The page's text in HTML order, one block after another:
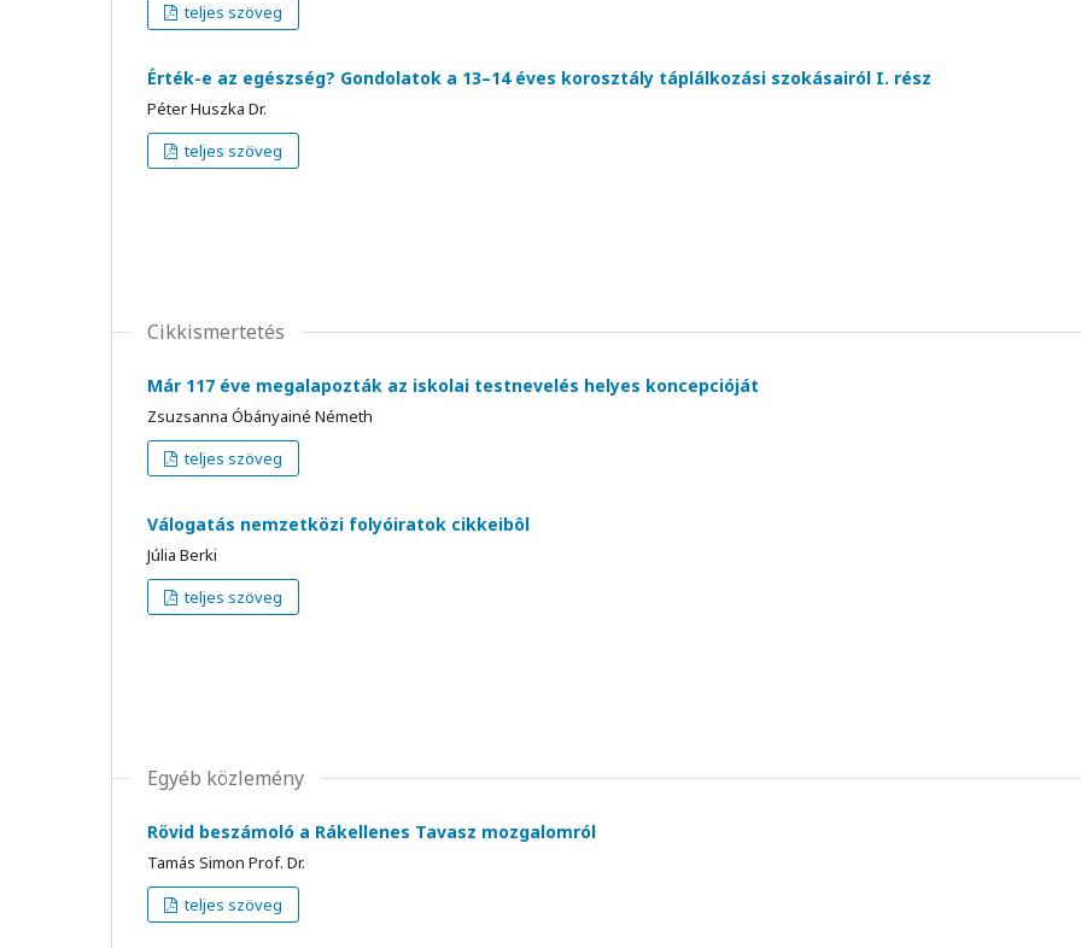
teljes szöveg
Érték-e az egészség? Gondolatok a 13–14 éves korosztály táplálkozási szokásairól I. rész
Péter Huszka Dr.
teljes szöveg
Cikkismertetés
Már 117 éve megalapozták az iskolai testnevelés helyes koncepcióját
Zsuzsanna Óbányainé Németh
teljes szöveg
Válogatás nemzetközi folyóiratok cikkeibôl
Júlia Berki
teljes szöveg
Egyéb közlemény
Rövid beszámoló a Rákellenes Tavasz mozgalomról
Tamás Simon Prof. Dr.
teljes szöveg